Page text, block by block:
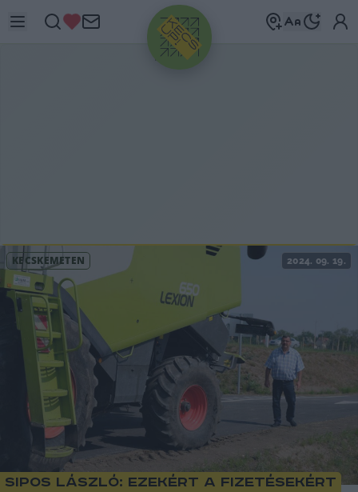
HIRDETÉS
KECSKEMÉTEN 2024. 09. 19.
Sipos László: Ezekért a fizetésekért